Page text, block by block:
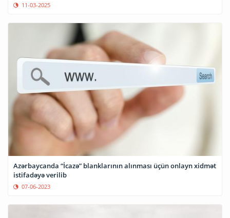
11-03-2025
Azərbaycanda “İcazə” blanklarının alınması üçün onlayn xidmət
istifadəyə verilib
07-06-2023